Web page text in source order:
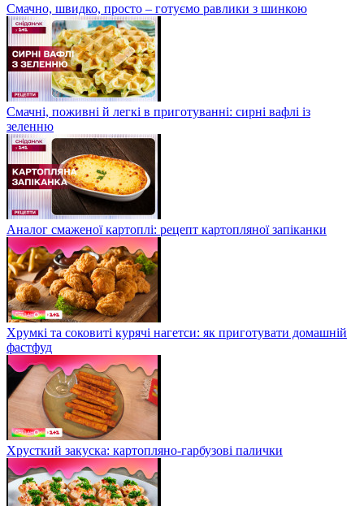
Смачно, швидко, просто – готуємо равлики з шинкою
Смачні, поживні й легкі в приготуванні: сирні вафлі із
зеленню
Аналог смаженої картоплі: рецепт картопляної запіканки
Хрумкі та соковиті курячі нагетси: як приготувати домашній
фастфуд
Хрусткий закуска: картопляно-гарбузові палички